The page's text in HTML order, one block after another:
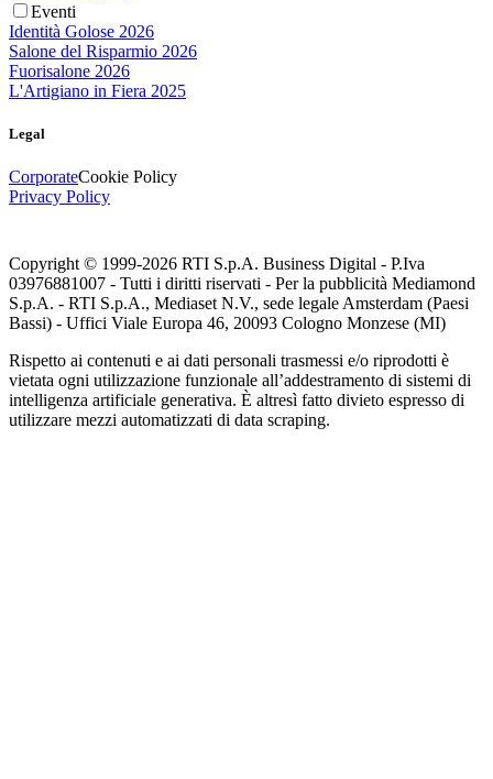
Eventi
Identità Golose 2026
Salone del Risparmio 2026
Fuorisalone 2026
L'Artigiano in Fiera 2025
Legal
CorporateCookie Policy
Privacy Policy
Copyright © 1999-2026 RTI S.p.A. Business Digital - P.Iva
03976881007 - Tutti i diritti riservati - Per la pubblicità Mediamond
S.p.A. - RTI S.p.A., Mediaset N.V., sede legale Amsterdam (Paesi
Bassi) - Uffici Viale Europa 46, 20093 Cologno Monzese (MI)
Rispetto ai contenuti e ai dati personali trasmessi e/o riprodotti è
vietata ogni utilizzazione funzionale all’addestramento di sistemi di
intelligenza artificiale generativa. È altresì fatto divieto espresso di
utilizzare mezzi automatizzati di data scraping.